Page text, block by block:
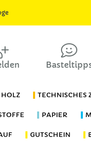
HOLZ TECHNISCHES
PAPIER
GUTSCHEIN